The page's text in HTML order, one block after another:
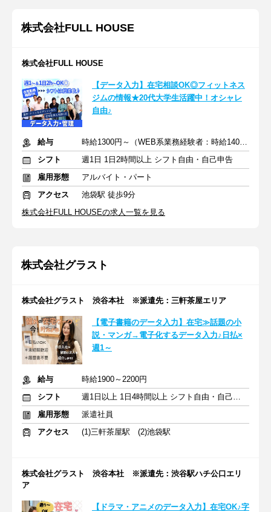
株式会社FULL HOUSE
株式会社FULL HOUSE
【データ入力】在宅相談OK◎フィットネス
ジムの情報★20代大学生活躍中！オシャレ
自由♪
給与
時給1300円～（WEB系業務経験者：時給1400円～）+交通費全額
シフト
週1日 1日2時間以上 シフト自由・自己申告
雇用形態
アルバイト・パート
アクセス
池袋駅 徒歩9分
株式会社FULL HOUSEの求人一覧を見る
株式会社グラスト
株式会社グラスト 渋谷本社 ※派遣先：三軒茶屋エリア
【電子書籍のデータ入力】在宅≫話題の小
説・マンガ→電子化するデータ入力♪日払×
週1～
給与
時給1900～2200円
シフト
週1日以上 1日4時間以上 シフト自由・自己申告
雇用形態
派遣社員
アクセス
(1)三軒茶屋駅 (2)池袋駅
株式会社グラスト 渋谷本社 ※派遣先：渋谷駅ハチ公口エリ
ア
【ドラマ・アニメのデータ入力】在宅OK♪字